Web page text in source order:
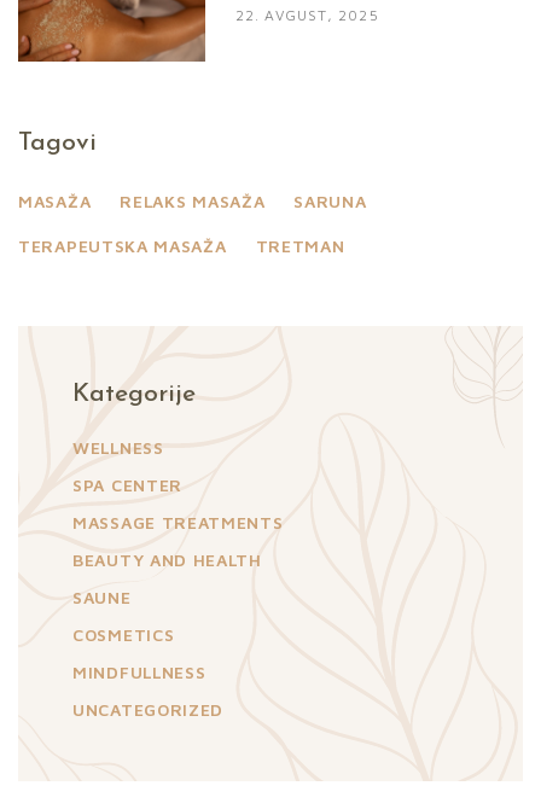
22. AVGUST, 2025
Tagovi
MASAŽA RELAKS MASAŽA SARUNA
TERAPEUTSKA MASAŽA TRETMAN
Kategorije
WELLNESS
SPA CENTER
MASSAGE TREATMENTS
BEAUTY AND HEALTH
SAUNE
COSMETICS
MINDFULLNESS
UNCATEGORIZED